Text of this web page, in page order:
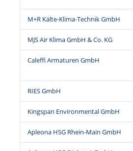
M+R Kälte-Klima-Technik GmbH
MJS Air Klima GmbH & Co. KG
Caleffi Armaturen GmbH
RIES GmbH
Kingspan Environmental GmbH
Apleona HSG Rhein-Main GmbH